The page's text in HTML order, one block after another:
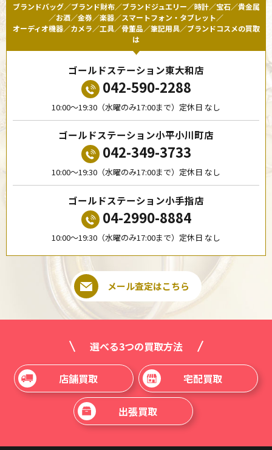
ブランドバッグ／ブランド財布／ブランドジュエリー／時計／宝石／貴金属
／お酒／金券／楽器／スマートフォン・タブレット／
オーディオ機器／カメラ／工具／骨董品／筆記用具／ブランドコスメの買取
は
ゴールドステーション東大和店
042-590-2288
10:00〜19:30（水曜のみ17:00まで）定休日 なし
ゴールドステーション小平小川町店
042-349-3733
10:00〜19:30（水曜のみ17:00まで）定休日 なし
ゴールドステーション小手指店
04-2990-8884
10:00〜19:30（水曜のみ17:00まで）定休日 なし
メール査定はこちら
選べる3つの買取方法
店舗買取 宅配買取
出張買取